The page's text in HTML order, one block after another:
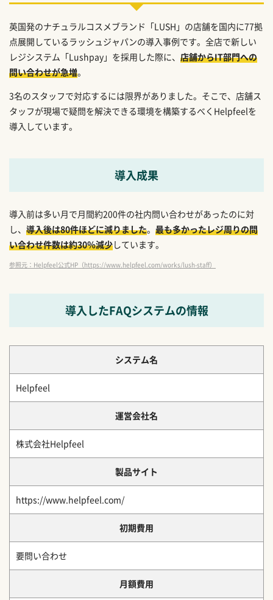
英国発のナチュラルコスメブランド「LUSH」の店舗を国内に77拠
点展開しているラッシュジャパンの導入事例です。全店で新しい
レジシステム「Lushpay」を採用した際に、 店舗からIT部門への
問い合わせが急増。
3名のスタッフで対応するには限界がありました。そこで、店舗ス
タッフが現場で疑問を解決できる環境を構築するべくHelpfeelを
導入しています。
導入成果
導入前は多い月で月間約200件の社内問い合わせがあったのに対
し、 導入後は80件ほどに減りました。 最も多かったレジ周りの問
い合わせ件数は約30％減少しています。
参照元：Helpfeel公式HP（https://www.helpfeel.com/works/lush-staff）
導入したFAQシステムの情報
システム名
Helpfeel
運営会社名
株式会社Helpfeel
製品サイト
https://www.helpfeel.com/
初期費用
要問い合わせ
月額費用